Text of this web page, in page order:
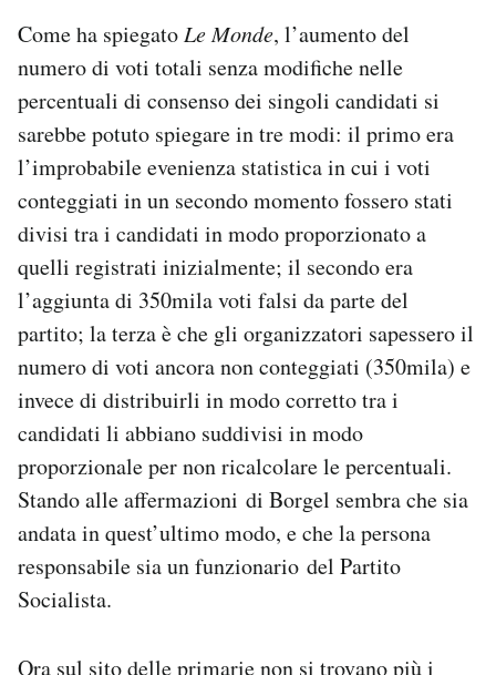
Come ha spiegato Le Monde, l’aumento del
numero di voti totali senza modifiche nelle
percentuali di consenso dei singoli candidati si
sarebbe potuto spiegare in tre modi: il primo era
l’improbabile evenienza statistica in cui i voti
conteggiati in un secondo momento fossero stati
divisi tra i candidati in modo proporzionato a
quelli registrati inizialmente; il secondo era
l’aggiunta di 350mila voti falsi da parte del
partito; la terza è che gli organizzatori sapessero il
numero di voti ancora non conteggiati (350mila) e
invece di distribuirli in modo corretto tra i
candidati li abbiano suddivisi in modo
proporzionale per non ricalcolare le percentuali.
Stando alle affermazioni di Borgel sembra che sia
andata in quest’ultimo modo, e che la persona
responsabile sia un funzionario del Partito
Socialista.
Ora sul sito delle primarie non si trovano più i